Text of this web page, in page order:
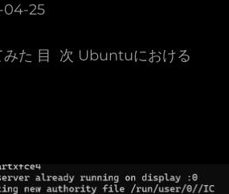
04-25
た 目 次 Ubuntuにおける